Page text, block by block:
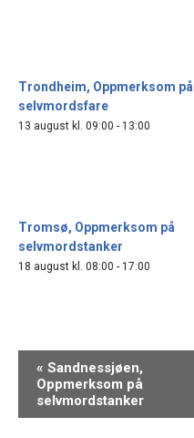
Trondheim, Oppmerksom på
selvmordsfare
13 august kl. 09:00 - 13:00
Tromsø, Oppmerksom på
selvmordstanker
18 august kl. 08:00 - 17:00
« Sandnessjøen,
Oppmerksom på
selvmordstanker